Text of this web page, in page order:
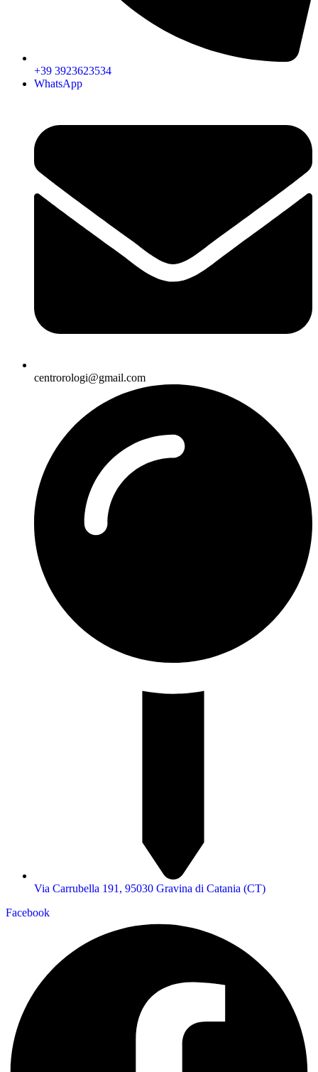
+39 3923623534
WhatsApp
centrorologi@gmail.com
Via Carrubella 191, 95030 Gravina di Catania (CT)
Facebook